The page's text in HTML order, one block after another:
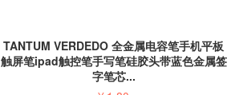
TANTUM VERDEDO 全金属电容笔手机平板
触屏笔ipad触控笔手写笔硅胶头带蓝色金属签
字笔芯...